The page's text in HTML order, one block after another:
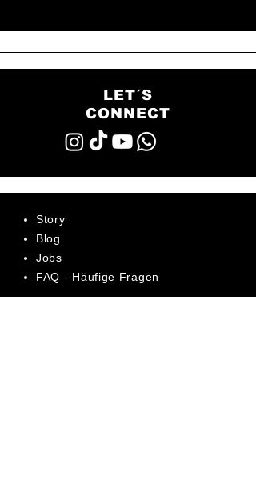
LET´S
CONNECT
Story
Blog
Jobs
FAQ - Häufige Fragen